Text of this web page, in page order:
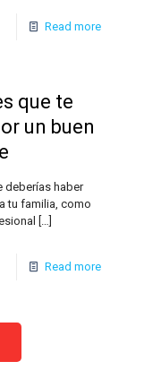
Read more
que te
un buen
deberías haber
tu familia, como
Read more